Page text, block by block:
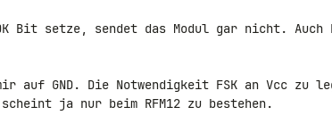
Bit setze, sendet das Modul gar nicht. Auch
auf GND. Die Notwendigkeit FSK an Vcc zu
ja nur beim RFM12 zu bestehen.